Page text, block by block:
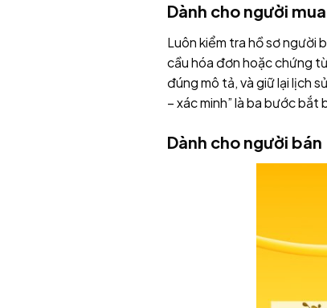
Dành cho người mua
Luôn kiểm tra hồ sơ người
cầu hóa đơn hoặc chứng
đúng mô tả, và giữ lại lịch
– xác minh” là ba bước bắt
Dành cho người bán